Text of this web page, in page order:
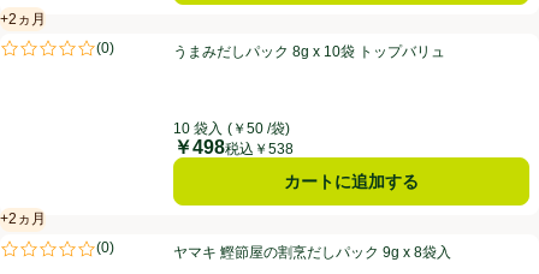
うまみだしパック 8g x 10袋 トップバリュ
+2ヵ月
賞味・消費期限保証：2ヵ月
(0)
評価は0件のレビューで5点中0.0点。うまみだしパック 8g x 10袋 トップバリュ
10 袋入 (￥50 /袋)
価格
￥498税込￥538
カートに追加する
ヤマキ 鰹節屋の割烹だしパック 9g x 8袋入
+2ヵ月
賞味・消費期限保証：2ヵ月
(0)
評価は0件のレビューで5点中0.0点。ヤマキ 鰹節屋の割烹だしパック 9g x 8袋入